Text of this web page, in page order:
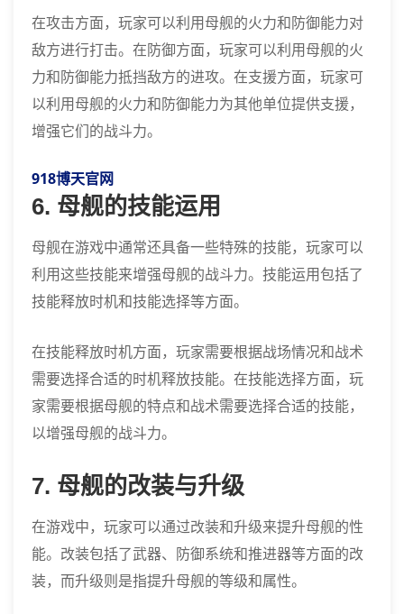
在攻击方面，玩家可以利用母舰的火力和防御能力对
敌方进行打击。在防御方面，玩家可以利用母舰的火
力和防御能力抵挡敌方的进攻。在支援方面，玩家可
以利用母舰的火力和防御能力为其他单位提供支援，
增强它们的战斗力。
918博天官网
6. 母舰的技能运用
母舰在游戏中通常还具备一些特殊的技能，玩家可以
利用这些技能来增强母舰的战斗力。技能运用包括了
技能释放时机和技能选择等方面。
在技能释放时机方面，玩家需要根据战场情况和战术
需要选择合适的时机释放技能。在技能选择方面，玩
家需要根据母舰的特点和战术需要选择合适的技能，
以增强母舰的战斗力。
7. 母舰的改装与升级
在游戏中，玩家可以通过改装和升级来提升母舰的性
能。改装包括了武器、防御系统和推进器等方面的改
装，而升级则是指提升母舰的等级和属性。